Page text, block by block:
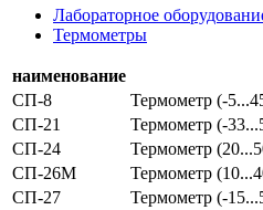
Лабораторное
Термометры
наименование
СП-8
Термометр (-
СП-21
Термометр (-
СП-24
Термометр
СП-26М
Термометр
СП-27
Термометр (-